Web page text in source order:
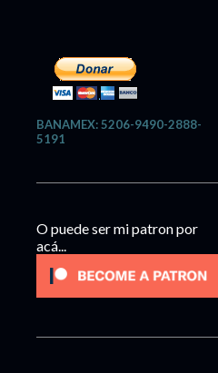
BANAMEX: 5206-9490-2888-
5191
O puede ser mi patron por
acá...